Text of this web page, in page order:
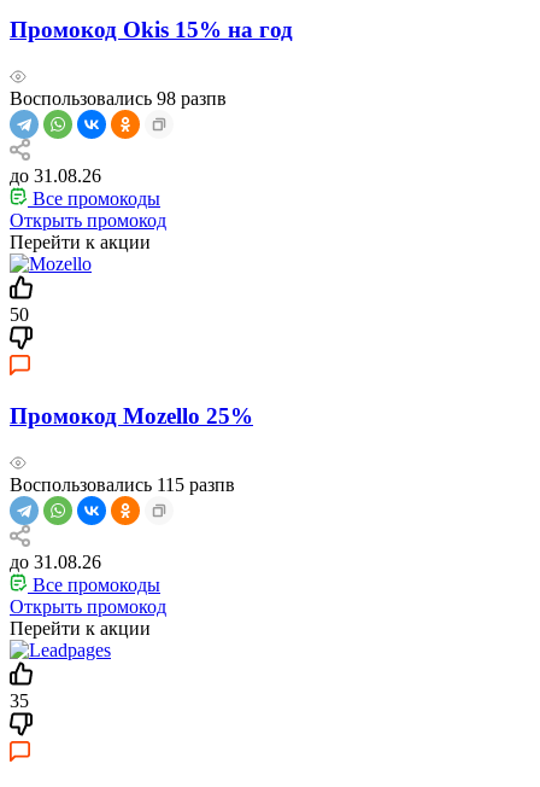
Промокод Okis 15% на год
Воспользовались 98 разпв
до 31.08.26
Все промокоды
Открыть промокод
Перейти к акции
50
Промокод Mozello 25%
Воспользовались 115 разпв
до 31.08.26
Все промокоды
Открыть промокод
Перейти к акции
35